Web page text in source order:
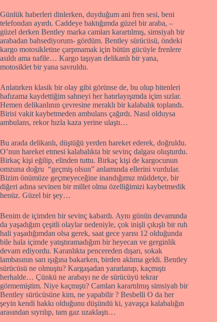
Günlük haberleri dinlerken, duyduğum ani fren sesi, beni
telefondan ayırdı. Caddeye baktığımda güzel bir araba, –
güzel derken Bentley marka camları karartılmış, simsiyah bir
arabadan bahsediyorum- gördüm. Bentley sürücüsü, öndeki
kargo motosikletine çarpmamak için bütün gücüyle frenlere
asıldı ama nafile… Kargo taşıyan delikanlı bir yana,
motosiklet bir yana savruldu.
Anlatırken klasik bir olay gibi görünse de, bu olup bitenleri
hafızama kaydettiğim sahneyi her hatırlayışımda içim sızlar.
Hemen delikanlının çevresine meraklı bir kalabalık toplandı.
Birisi vakit kaybetmeden ambulans çağırdı. Nasıl olduysa
ambulans, rekor hızla kaza yerine ulaştı…
Bu arada delikanlı, düştüğü yerden hareket ederek, doğruldu.
O’nun hareket etmesi kalabalıkta bir sevinç dalgası oluşturdu.
Birkaç kişi eğilip, elinden tuttu. Birkaç kişi de kargocunun
omzuna doğru “geçmiş olsun” anlamında ellerini vurdular.
Bizim önümüze geçmeyeceğine inandığımız müddetçe, bir
diğeri adına sevinen bir millet olma özelliğimizi kaybetmedik
henüz. Güzel bir şey…
Benim de içimden bir sevinç kabardı. Aynı günün devamında
da yaşadığım çeşitli olaylar nedeniyle, çok inişli çıkışlı bir ruh
hali yaşadığımdan olsa gerek, saat gece yarısı 12 olduğunda
bile hala içimde yatıştıramadığım bir heyecan ve gerginlik
devam ediyordu. Karanlıkta pencereden dışarı, sokak
lambasının sarı ışığına bakarken, birden aklıma geldi. Bentley
sürücüsü ne olmuştu? Kargaşadan yararlanıp, kaçmıştı
herhalde… Çünkü ne arabayı ne de sürücüyü tekrar
görmemiştim. Niye kaçmıştı? Camları karartılmış simsiyah bir
Bentley sürücüsüne kim, ne yapabilir ? Besbelli O da her
şeyin kendi hakkı olduğunu düşündü ki, yavaşça kalabalığın
arasından sıyrılıp, tam gaz uzaklaştı…